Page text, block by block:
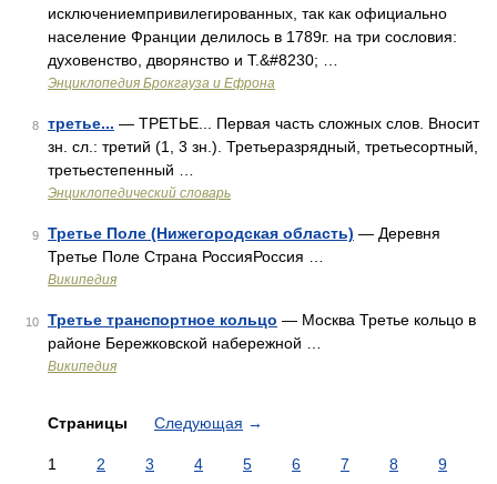
исключениемпривилегированных, так как официально
население Франции делилось в 1789г. на три сословия:
духовенство, дворянство и Т.&#8230; …
Энциклопедия Брокгауза и Ефрона
8 третье... — ТРЕТЬЕ... Первая часть сложных слов. Вносит
зн. сл.: третий (1, 3 зн.). Третьеразрядный, третьесортный,
третьестепенный …
Энциклопедический словарь
9 Третье Поле (Нижегородская область) — Деревня
Третье Поле Страна РоссияРоссия …
Википедия
10 Третье транспортное кольцо — Москва Третье кольцо в
районе Бережковской набережной …
Википедия
Страницы Следующая →
1 2 3 4 5 6 7 8
9